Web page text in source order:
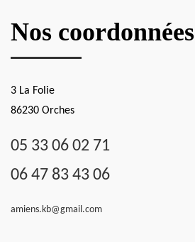
Nos coordonnées
3 La Folie
86230 Orches
05 33 06 02 71
06 47 83 43 06
amiens.kb@gmail.com